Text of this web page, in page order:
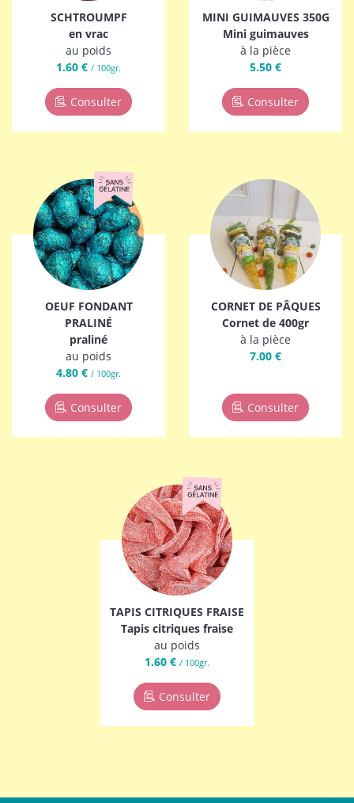
SCHTROUMPF
en vrac
au poids
1.60 € / 100gr.
Consulter
MINI GUIMAUVES 350G
Mini guimauves
à la pièce
5.50 €
Consulter
OEUF FONDANT
PRALINÉ
praliné
au poids
4.80 € / 100gr.
Consulter
CORNET DE PÂQUES
Cornet de 400gr
à la pièce
7.00 €
Consulter
TAPIS CITRIQUES FRAISE
Tapis citriques fraise
au poids
1.60 € / 100gr.
Consulter